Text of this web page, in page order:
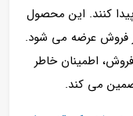
کنند. این محصول
پس از فروش عرضه می‌ شود.
اطمینان خاطر
می‌ کند.